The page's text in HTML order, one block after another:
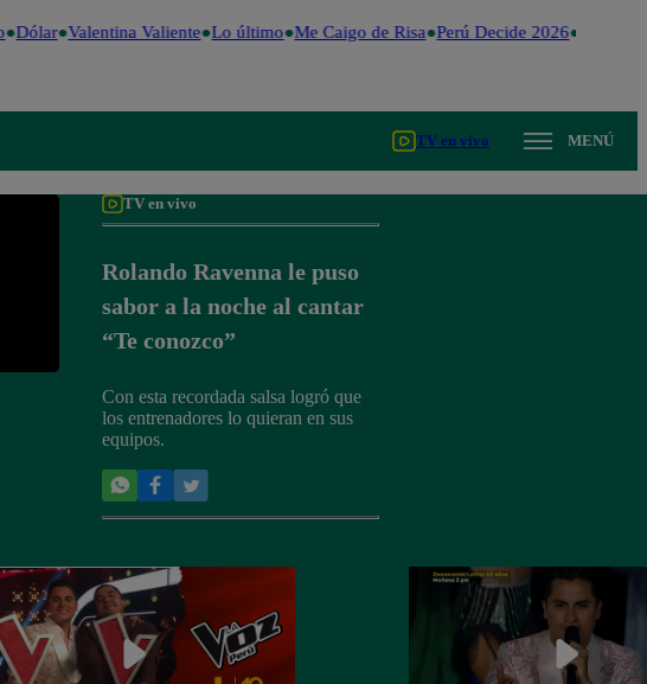
Dólar Valentina Valiente Lo último Me Caigo de Risa Perú Decide 2026 Fútbol
TV en vivo MENÚ
TV en vivo
Rolando Ravenna le puso
sabor a la noche al cantar
“Te conozco”
Con esta recordada salsa logró que
los entrenadores lo quieran en sus
equipos.